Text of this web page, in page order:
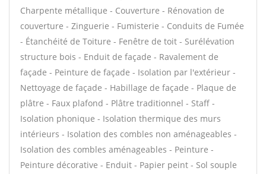
Charpente métallique - Couverture - Rénovation de
couverture - Zinguerie - Fumisterie - Conduits de Fumée
- Étanchéité de Toiture - Fenêtre de toit - Surélévation
structure bois - Enduit de façade - Ravalement de
façade - Peinture de façade - Isolation par l'extérieur -
Nettoyage de façade - Habillage de façade - Plaque de
plâtre - Faux plafond - Plâtre traditionnel - Staff -
Isolation phonique - Isolation thermique des murs
intérieurs - Isolation des combles non aménageables -
Isolation des combles aménageables - Peinture -
Peinture décorative - Enduit - Papier peint - Sol souple